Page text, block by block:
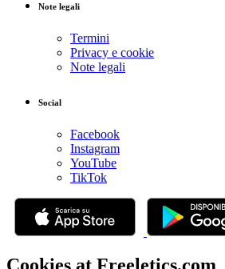
Note legali
Termini
Privacy e cookie
Note legali
Social
Facebook
Instagram
YouTube
TikTok